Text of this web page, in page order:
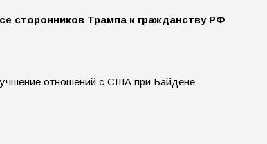
сторонников Трампа к гражданству РФ